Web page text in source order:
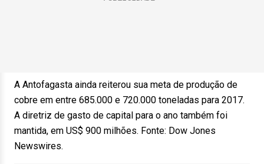
A Antofagasta ainda reiterou sua meta de produção de
cobre em entre 685.000 e 720.000 toneladas para 2017.
A diretriz de gasto de capital para o ano também foi
mantida, em US$ 900 milhões. Fonte: Dow Jones
Newswires.